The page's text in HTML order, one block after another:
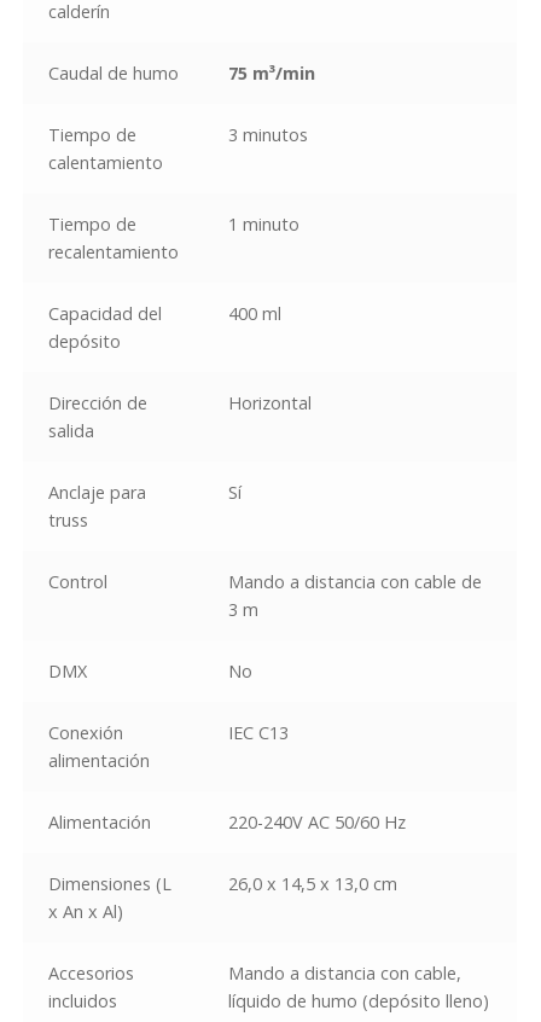
calderín
Caudal de humo 75 m³/min
Tiempo de
calentamiento
3 minutos
Tiempo de
recalentamiento
1 minuto
Capacidad del
depósito
400 ml
Dirección de
salida
Horizontal
Anclaje para
truss
Sí
Control
Mando a distancia con cable de
3 m
DMX No
Conexión
alimentación
IEC C13
Alimentación 220-240V AC 50/60 Hz
Dimensiones (L
x An x Al)
26,0 x 14,5 x 13,0 cm
Accesorios
incluidos
Mando a distancia con cable,
líquido de humo (depósito lleno)